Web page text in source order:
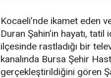
Kocaeli’nde ikamet eden
Duran Şahin’in hayatı,
ilçesinde rastladığı bir
kanalında Bursa Şehir
gerçekleştirildiğini gören